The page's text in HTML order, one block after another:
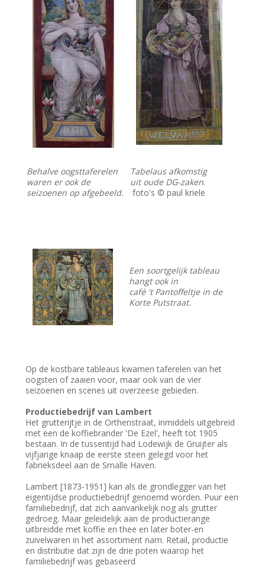
Behalve oogsttaferelen
waren er ook de
seizoenen op afgebeeld.
Tabelaus afkomstig
uit oude DG-zaken.
foto's © paul kriele
Een soortgelijk tableau
hangt ook in
café 't Pantoffeltje in de
Korte Putstraat.
Op de kostbare tableaus kwamen taferelen van het
oogsten of zaaien voor, maar ook van de vier
seizoenen en scenes uit overzeese gebieden.
Productiebedrijf van Lambert
Het grutterijtje in de Orthenstraat, inmiddels uitgebreid
met een de koffiebrander 'De Ezel', heeft tot 1905
bestaan. In de tussentijd had Lodewijk de Gruijter als
vijfjarige knaap de eerste steen gelegd voor het
fabrieksdeel aan de Smalle Haven.
Lambert [1873-1951] kan als de grondlegger van het
eigentijdse productiebedrijf genoemd worden. Puur een
familiebedrijf, dat zich aanvankelijk nog als grutter
gedroeg. Maar geleidelijk aan de productierange
uitbreidde met koffie en thee en later boter-en
zuivelwaren in het assortiment nam. Retail, productie
en distributie dat zijn de drie poten waarop het
familiebedrijf was gebaseerd